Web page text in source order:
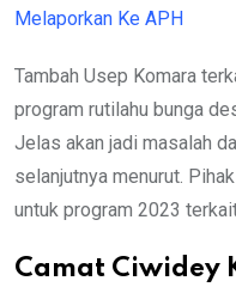
Melaporkan Ke APH
Tambah Usep Komara
program rutilahu bunga
Jelas akan jadi masalah
selanjutnya menurut.
untuk program 2023
Camat Ciwidey